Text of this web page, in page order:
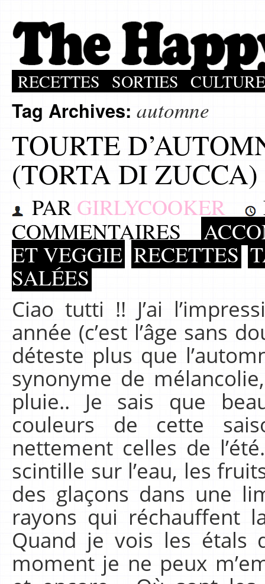
RECETTES SORTIES CULTURE
Tag Archives: automne
TOURTE
(TORTA DI ZUCCA)
PAR GIRLYCOOKER
COMMENTAIRES
ET VEGGIE RECETTES
SALÉES
Ciao tutti !! J’ai
année (c’est l’âge sans
déteste plus que
synonyme de
pluie.. Je sais que
couleurs de cette
nettement celles de
scintille sur l’eau, les
des glaçons dans une
rayons qui réchauffent
Quand je vois les étals
moment je ne peux